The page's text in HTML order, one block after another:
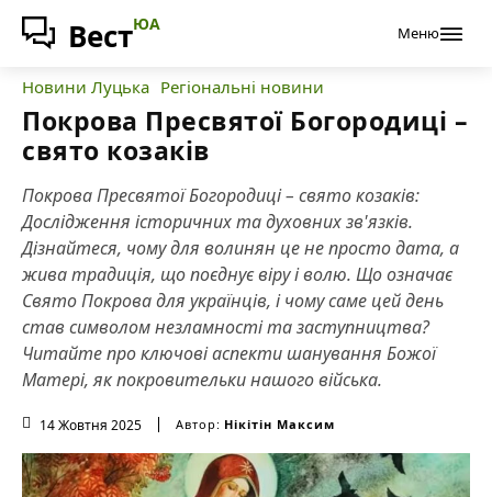
ВестЮА Меню
Новини Луцька Регіональні новини
Покрова Пресвятої Богородиці –
свято козаків
Покрова Пресвятої Богородиці – свято козаків:
Дослідження історичних та духовних зв'язків.
Дізнайтеся, чому для волинян це не просто дата, а
жива традиція, що поєднує віру і волю. Що означає
Свято Покрова для українців, і чому саме цей день
став символом незламності та заступництва?
Читайте про ключові аспекти шанування Божої
Матері, як покровительки нашого війська.
14 Жовтня 2025 Автор: Нікітін Максим